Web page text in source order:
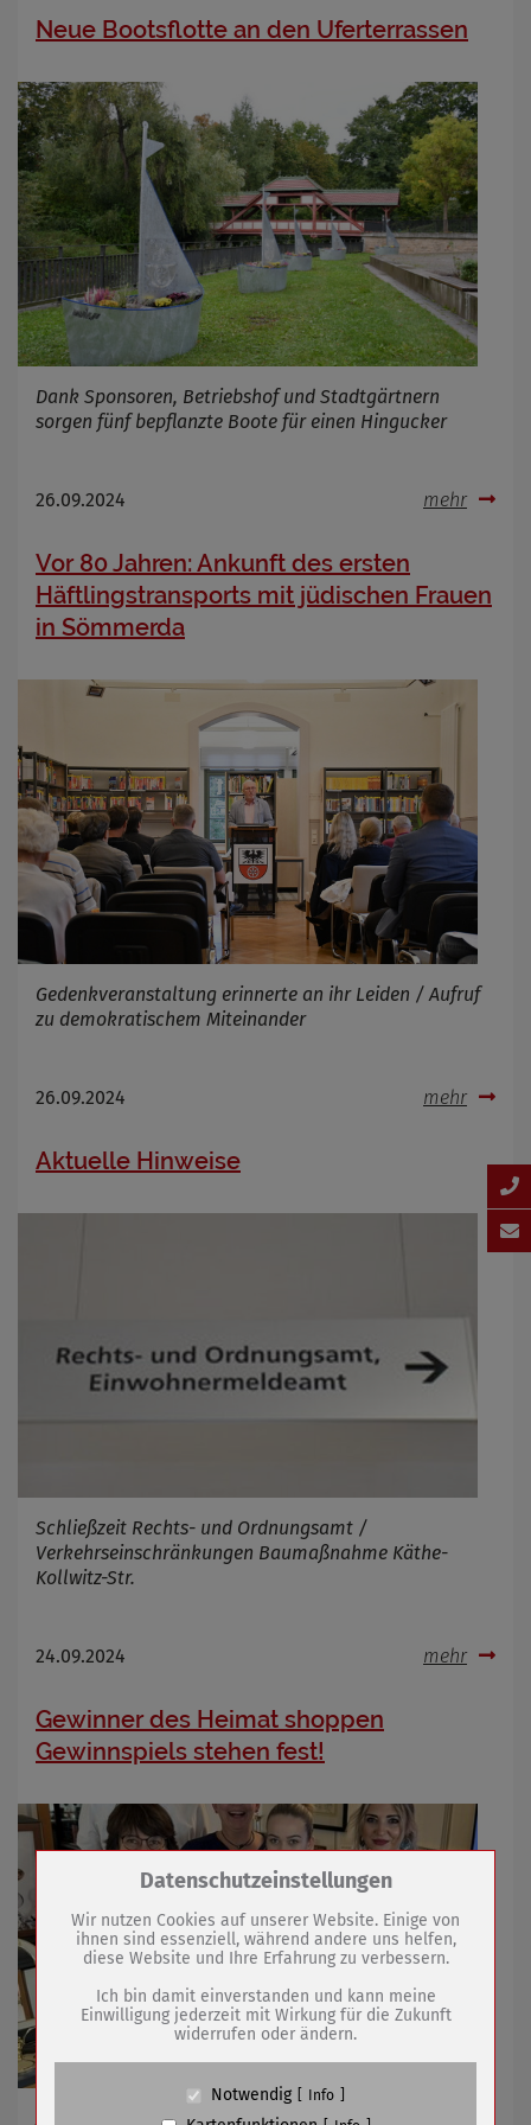
Neue Bootsflotte an den Uferterrassen
Dank Sponsoren, Betriebshof und Stadtgärtnern
sorgen fünf bepflanzte Boote für einen Hingucker
26.09.2024 mehr
Vor 80 Jahren: Ankunft des ersten
Häftlingstransports mit jüdischen Frauen
in Sömmerda
Gedenkveranstaltung erinnerte an ihr Leiden / Aufruf
zu demokratischem Miteinander
26.09.2024 mehr
Aktuelle Hinweise
Schließzeit Rechts- und Ordnungsamt /
Verkehrseinschränkungen Baumaßnahme Käthe-
Kollwitz-Str.
24.09.2024 mehr
Gewinner des Heimat shoppen
Gewinnspiels stehen fest!
Abholung ab heute in der Tourist-Information
Zum Betrieb der Seite notwendige Cookies /
Name
PHP Session Cookie
Anbieter
Eigentümer dieser Website (Wenko-
Wenselaar GmbH & Co. KG)
Absicherung Kontaktformular / SPAM
Datenschutzeinstellungen
Wir nutzen Cookies auf unserer Website. Einige von
ihnen sind essenziell, während andere uns helfen,
diese Website und Ihre Erfahrung zu verbessern.
Ich bin damit einverstanden und kann meine
Einwilligung jederzeit mit Wirkung für die Zukunft
widerrufen oder ändern.
Notwendig Info